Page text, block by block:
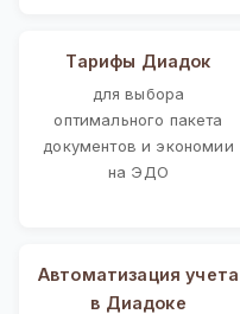
Тарифы Диадок
для выбора
оптимального пакета
документов и экономии
на ЭДО
Автоматизация учета
в Диадоке